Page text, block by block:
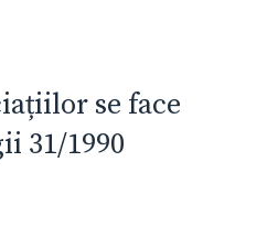
se face
31/1990